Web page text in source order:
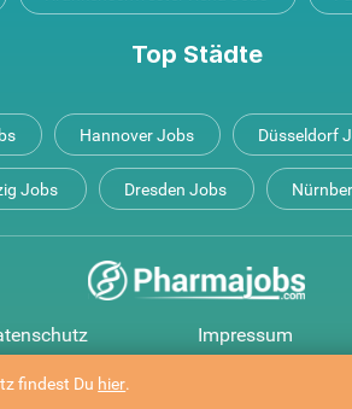
Top Städte
Hannover Jobs Düsseldorf
Jobs Dresden Jobs
Impressum
© 1994 - 2026
findest Du hier.